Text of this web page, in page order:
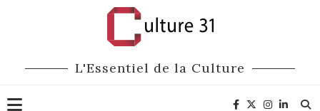
L'Essentiel de la Culture